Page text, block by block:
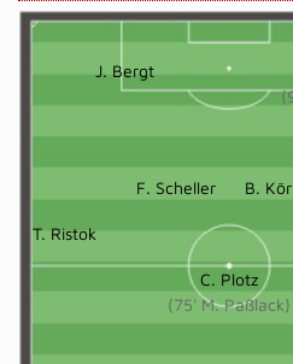
J. Bergt
F. Scheller B.
T. Ristok
C. Plotz
(75' M. Paßlack)